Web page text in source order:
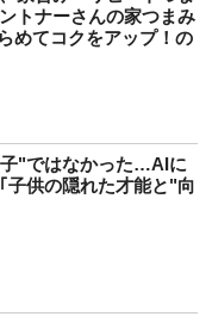
トナーさんの家つまみ
てコクをアップ！の
"ではなかった…AIに
子供の隠れた才能と"向